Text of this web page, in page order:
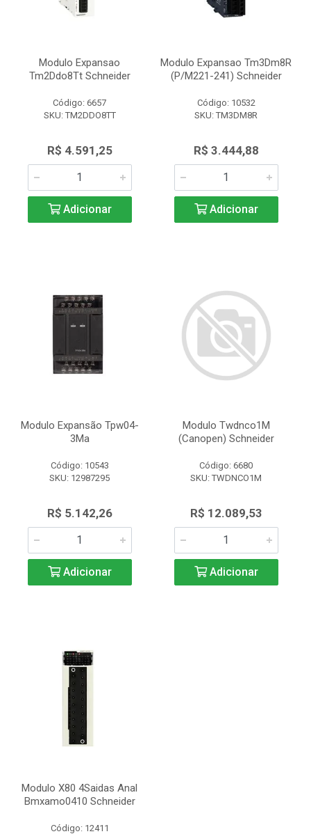
Modulo Expansao
Tm2Ddo8Tt Schneider
Código: 6657
SKU: TM2DDO8TT
R$ 4.591,25
Adicionar
Modulo Expansao Tm3Dm8R
(P/M221-241) Schneider
Código: 10532
SKU: TM3DM8R
R$ 3.444,88
Adicionar
Modulo Expansão Tpw04-
3Ma
Código: 10543
SKU: 12987295
R$ 5.142,26
Adicionar
Modulo Twdnco1M
(Canopen) Schneider
Código: 6680
SKU: TWDNCO1M
R$ 12.089,53
Adicionar
Modulo X80 4Saidas Anal
Bmxamo0410 Schneider
Código: 12411